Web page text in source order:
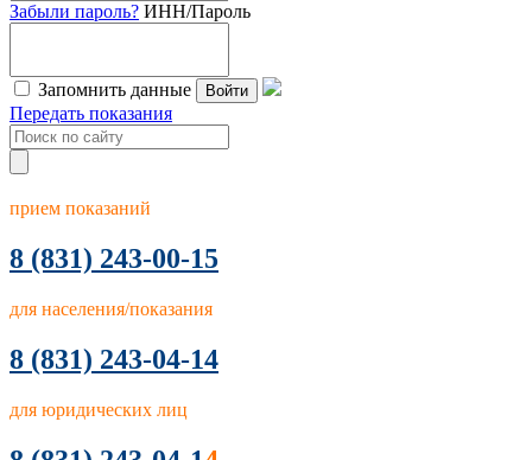
Забыли пароль? ИНН/Пароль
Запомнить данные Войти
Передать показания
прием показаний
8 (831) 243-00-15
для населения/показания
8 (831) 243-04-14
для юридических лиц